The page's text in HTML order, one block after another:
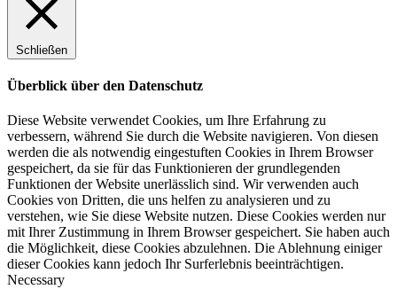
Schließen
Überblick über den Datenschutz
Diese Website verwendet Cookies, um Ihre Erfahrung zu
verbessern, während Sie durch die Website navigieren. Von diesen
werden die als notwendig eingestuften Cookies in Ihrem Browser
gespeichert, da sie für das Funktionieren der grundlegenden
Funktionen der Website unerlässlich sind. Wir verwenden auch
Cookies von Dritten, die uns helfen zu analysieren und zu
verstehen, wie Sie diese Website nutzen. Diese Cookies werden nur
mit Ihrer Zustimmung in Ihrem Browser gespeichert. Sie haben auch
die Möglichkeit, diese Cookies abzulehnen. Die Ablehnung einiger
dieser Cookies kann jedoch Ihr Surferlebnis beeinträchtigen.
Necessary